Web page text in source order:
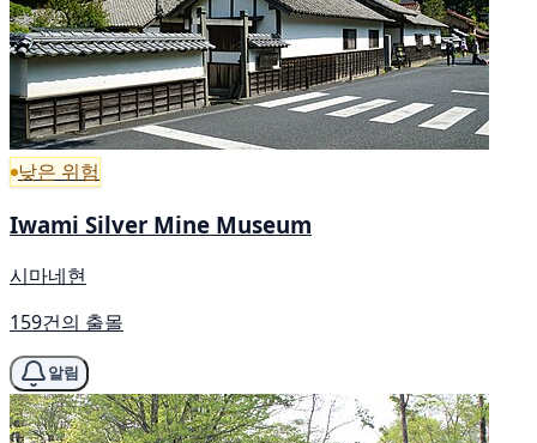
낮은 위험
Iwami Silver Mine Museum
시마네현
159건의 출몰
알림